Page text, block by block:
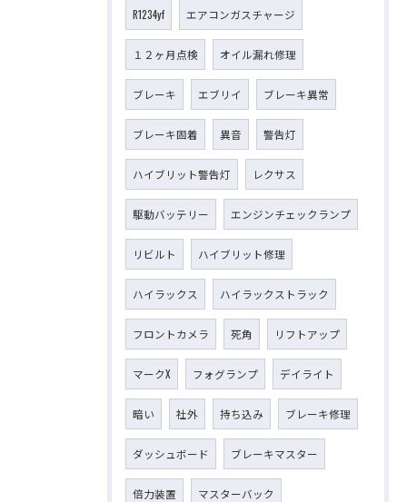
R1234yf エアコンガスチャージ
１２ヶ月点検 オイル漏れ修理
ブレーキ エブリイ ブレーキ異常
ブレーキ固着 異音 警告灯
ハイブリット警告灯 レクサス
駆動バッテリー エンジンチェックランプ
リビルト ハイブリット修理
ハイラックス ハイラックストラック
フロントカメラ 死角 リフトアップ
マークX フォグランプ デイライト
暗い 社外 持ち込み ブレーキ修理
ダッシュボード ブレーキマスター
倍力装置 マスターバック